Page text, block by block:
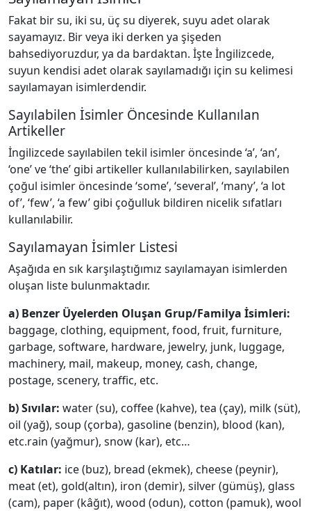
Fakat bir su, iki su, üç su diyerek, suyu adet olarak
sayamayız. Bir veya iki derken ya şişeden
bahsediyoruzdur, ya da bardaktan. İşte İngilizcede,
suyun kendisi adet olarak sayılamadığı için su kelimesi
sayılamayan isimlerdendir.
Sayılabilen İsimler Öncesinde Kullanılan
Artikeller
İngilizcede sayılabilen tekil isimler öncesinde ‘a’, ‘an’,
‘one’ ve ‘the’ gibi artikeller kullanılabilirken, sayılabilen
çoğul isimler öncesinde ‘some’, ‘several’, ‘many’, ‘a lot
of’, ‘few’, ‘a few’ gibi çoğulluk bildiren nicelik sıfatları
kullanılabilir.
Sayılamayan İsimler Listesi
Aşağıda en sık karşılaştığımız sayılamayan isimlerden
oluşan liste bulunmaktadır.
a) Benzer Üyelerden Oluşan Grup/Familya İsimleri:
baggage, clothing, equipment, food, fruit, furniture,
garbage, software, hardware, jewelry, junk, luggage,
machinery, mail, makeup, money, cash, change,
postage, scenery, traffic, etc.
b) Sıvılar: water (su), coffee (kahve), tea (çay), milk (süt),
oil (yağ), soup (çorba), gasoline (benzin), blood (kan),
etc.rain (yağmur), snow (kar), etc…
c) Katılar: ice (buz), bread (ekmek), cheese (peynir),
meat (et), gold(altın), iron (demir), silver (gümüş), glass
(cam), paper (kâğıt), wood (odun), cotton (pamuk), wool